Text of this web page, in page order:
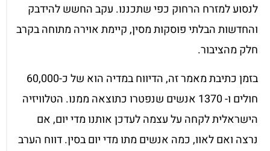
לנסוע למזרח הרחוק כפי שתכננו. עקב החשש להידבק
והחדשות הבלתי פוסקות מסין, קיימת אוירה מתוחה בקרב
חלק מהציבור.
בזמן כתיבת מאמר זה, הדיווח במדיה הוא של כ-60,000
חולים ו- 1370 אנשים שנפטרו כתוצאה ממנו. הטלוויזיה
הישראלית לקחה על עצמה לעדכן אותנו מדי יום, אם
נרצה ואם לאוו, כמה אנשים מתו מדי יום בסין. דווח הערב